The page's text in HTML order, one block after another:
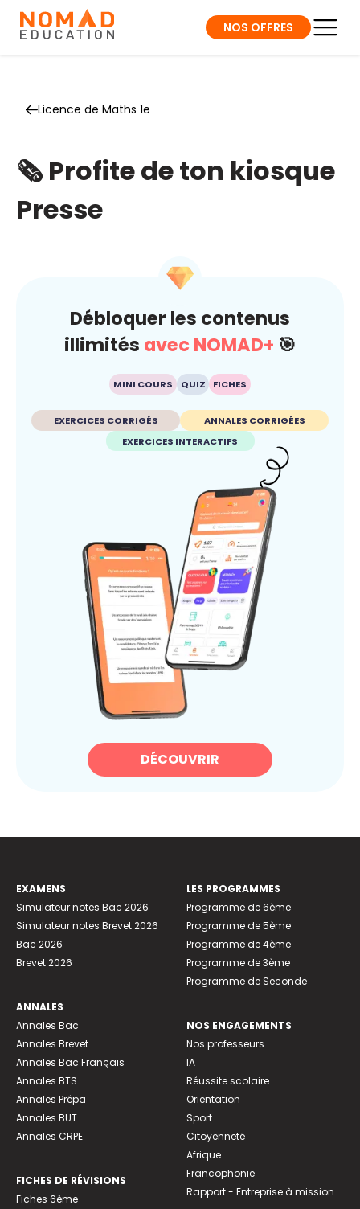
NOS OFFRES
Licence de Maths 1e
🗞️ Profite de ton kiosque
Presse
Débloquer les contenus
illimités avec NOMAD+ 🎯
MINI COURS QUIZ FICHES
EXERCICES CORRIGÉS
ANNALES CORRIGÉES
EXERCICES INTERACTIFS
DÉCOUVRIR
EXAMENS
Simulateur notes Bac 2026
Simulateur notes Brevet 2026
Bac 2026
Brevet 2026
ANNALES
Annales Bac
Annales Brevet
Annales Bac Français
Annales BTS
Annales Prépa
Annales BUT
Annales CRPE
FICHES DE RÉVISIONS
Fiches 6ème
LES PROGRAMMES
Programme de 6ème
Programme de 5ème
Programme de 4ème
Programme de 3ème
Programme de Seconde
NOS ENGAGEMENTS
Nos professeurs
IA
Réussite scolaire
Orientation
Sport
Citoyenneté
Afrique
Francophonie
Rapport - Entreprise à mission